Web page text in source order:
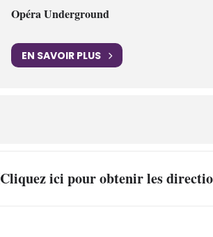
Opéra Underground
EN SAVOIR PLUS
Cliquez ici pour obtenir les